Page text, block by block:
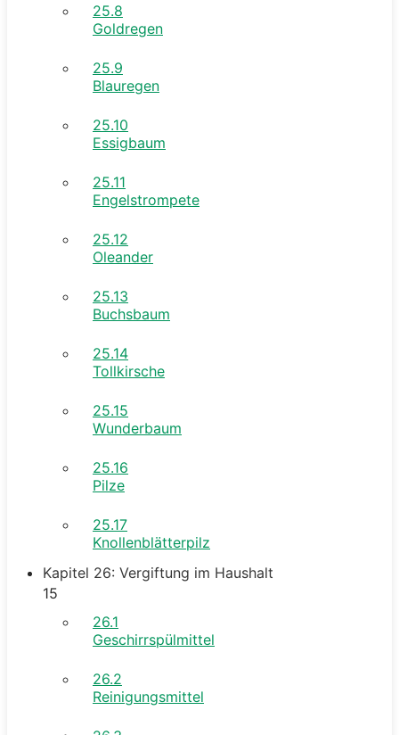
25.8
Goldregen
25.9
Blauregen
25.10
Essigbaum
25.11
Engelstrompete
25.12
Oleander
25.13
Buchsbaum
25.14
Tollkirsche
25.15
Wunderbaum
25.16
Pilze
25.17
Knollenblätterpilz
Kapitel 26: Vergiftung im Haushalt
15
26.1
Geschirrspülmittel
26.2
Reinigungsmittel